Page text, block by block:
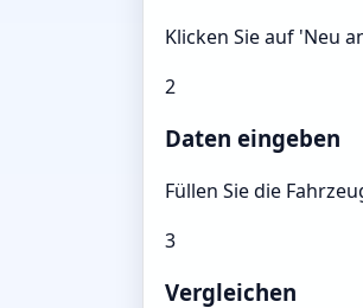
Klicken Sie auf 'Neu
2
Daten eingeben
Füllen Sie die
3
Vergleichen